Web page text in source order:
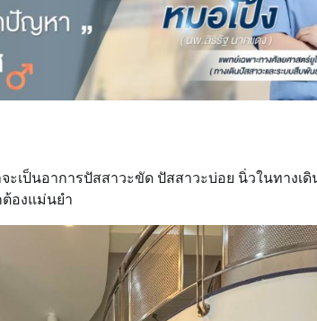
ป็นอาการปัสสาวะขัด ปัสสาวะบ่อย นิ่วในทางเ
องแม่นยำ